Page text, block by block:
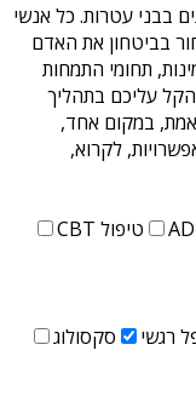
בבני עטרות. כל אנשי
בביטחון את האדם
תחומי התמחות
עליכם בתהליך
במקום אחד,
לקרוא,
טיפול CBT
רגשי
סקסולוג